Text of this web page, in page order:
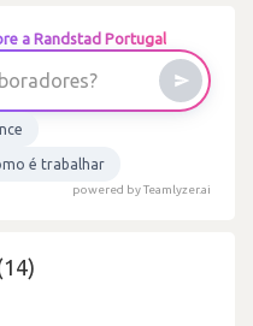
a Randstad Portugal
borad ores?
é trabalhar
powered by Teamlyzer.ai